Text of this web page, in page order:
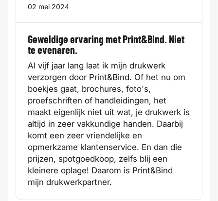
02 mei 2024
Geweldige ervaring met Print&Bind. Niet
te evenaren.
Al vijf jaar lang laat ik mijn drukwerk
verzorgen door Print&Bind. Of het nu om
boekjes gaat, brochures, foto's,
proefschriften of handleidingen, het
maakt eigenlijk niet uit wat, je drukwerk is
altijd in zeer vakkundige handen. Daarbij
komt een zeer vriendelijke en
opmerkzame klantenservice. En dan die
prijzen, spotgoedkoop, zelfs blij een
kleinere oplage! Daarom is Print&Bind
mijn drukwerkpartner.